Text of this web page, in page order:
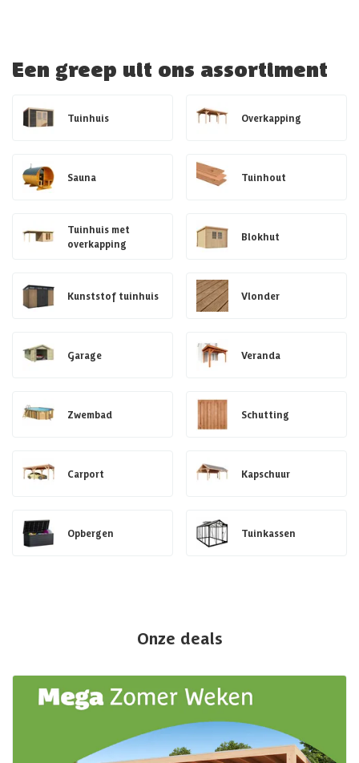
Een greep uit ons assortiment
Tuinhuis Overkapping
Sauna Tuinhout
Tuinhuis met
overkapping
Blokhut
Kunststof tuinhuis Vlonder
Garage Veranda
Zwembad Schutting
Carport Kapschuur
Opbergen Tuinkassen
Onze deals